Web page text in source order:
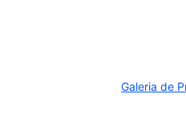
Galeria de